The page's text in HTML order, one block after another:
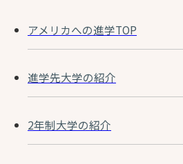
アメリカへの進学TOP
進学先大学の紹介
2年制大学の紹介